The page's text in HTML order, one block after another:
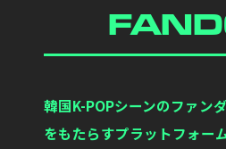
韓国K-POPシーンのファン
をもたらすプラットフォー